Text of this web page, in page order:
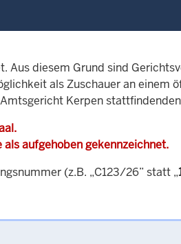
diesem Grund sind
als Zuschauer an einem
Kerpen
aufgehoben gekennzeichnet.
(z.B. „C123/26” statt „